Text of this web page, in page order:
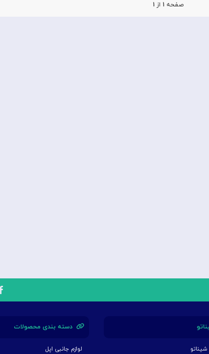
صفحه۱ از۱
دسته بندی محصولات
لوازم جانبی اپل